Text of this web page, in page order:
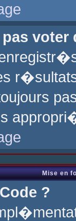
voter
Mise en
?